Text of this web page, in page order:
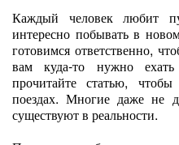
Каждый человек любит
интересно побывать в
готовимся ответственно,
вам куда-то нужно
прочитайте статью,
поездах. Многие даже не
существуют в реальности.